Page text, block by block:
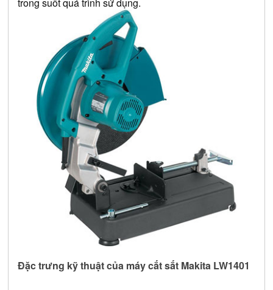
Đặc trưng kỹ thuật của máy cắt sắt Makita LW1401